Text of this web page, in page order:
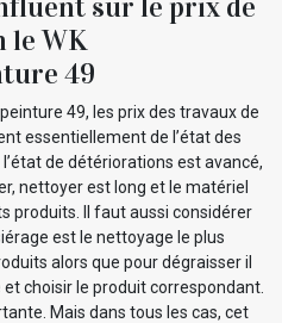
le WK
49
peinture 49, les prix des travaux de
essentiellement de l’état des
de détériorations est avancé,
nettoyer est long et le matériel
produits. Il faut aussi considérer
est le nettoyage le plus
alors que pour dégraisser il
choisir le produit correspondant.
Mais dans tous les cas, cet